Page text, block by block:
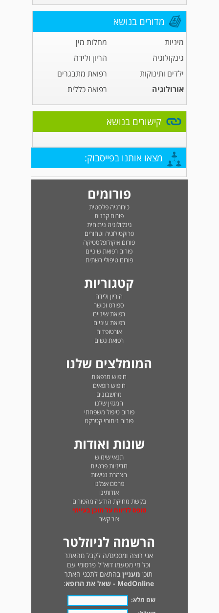
מדורים בנושא
מיניות
מחלות מין
גינקולוגיה
הריון ולידה
ילדים ותינוקות
רפואת מתבגרים
אורולוגיה
רפואה כללית
קישורים בנושא
מצאו אותנו בפייסבוק:
פורומים
כירורגיה פלסטית
פורום קרנית
גינקולוגיה ניתוחית
פרוקטולוגיה וטחורים
פורום אוקולופלסטיקה
פורום רפואת שיניים
פורום טיפולי רשתית
קטגוריות
היריון ולידה
ספורט וכושר
רפואת שיניים
רפואת עיניים
אורטופדיה
רפואת נשים
המומלצים שלנו
חיפוש מרפאות
חיפוש רופאים
מחשבונים
המגזין שלנו
פורום טיפול משפחתי
פורום ניתוחי קטרקט
שונות ואודות
תנאי שימוש
מדיניות פרטיות
הצהרת נגישות
פרסם אצלנו
אודותינו
בקשת מחיקת הודעה מהפורום
טופס לדיווח על תוכן בעייתי
צור קשר
הרשמה לניוזלטר
אני רוצה ומסכים/ה לקבל מהאתר
וכל מי מטעמו דוא"ל פרסומי עם
תוכן מעניין בהתאם לתכני האתר
MedOnline - שאל את הרופא
:
שם מלא: